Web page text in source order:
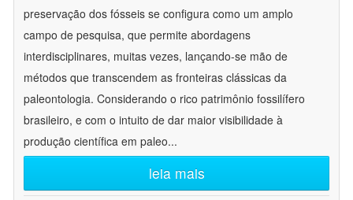
preservação dos fósseis se configura como um amplo
campo de pesquisa, que permite abordagens
interdisciplinares, muitas vezes, lançando-se mão de
métodos que transcendem as fronteiras clássicas da
paleontologia. Considerando o rico patrimônio fossilífero
brasileiro, e com o intuito de dar maior visibilidade à
produção científica em paleo...
leia mais